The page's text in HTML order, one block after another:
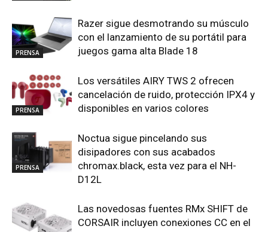
PRENSA
Razer sigue desmotrando su músculo
con el lanzamiento de su portátil para
juegos gama alta Blade 18
PRENSA
Los versátiles AIRY TWS 2 ofrecen
cancelación de ruido, protección IPX4 y
disponibles en varios colores
PRENSA
Noctua sigue pincelando sus
disipadores con sus acabados
chromax.black, esta vez para el NH-
D12L
Las novedosas fuentes RMx SHIFT de
CORSAIR incluyen conexiones CC en el